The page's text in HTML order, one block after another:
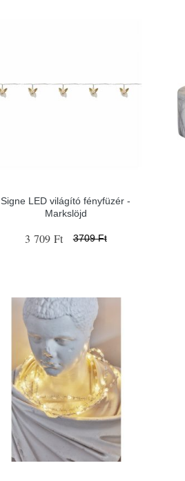
Signe LED világító fényfüzér -
Markslöjd
3 709 Ft 3709 Ft